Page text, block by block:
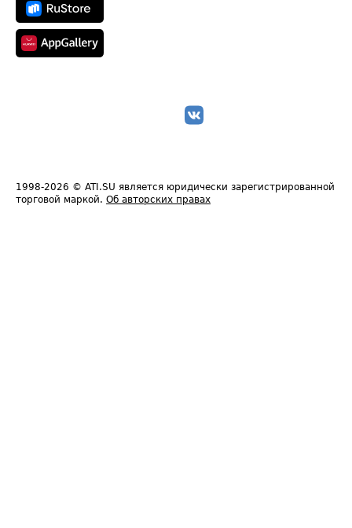
1998-2026 © ATI.SU является юридически зарегистрированной
торговой маркой. Об авторских правах